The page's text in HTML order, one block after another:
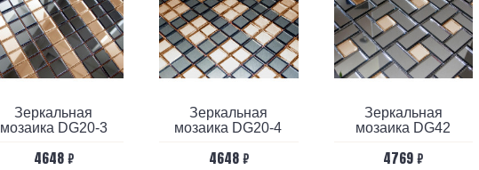
Зеркальная
мозаика DG20-3
4648 ₽
Зеркальная
мозаика DG20-4
4648 ₽
Зеркальная
мозаика DG42
4769 ₽